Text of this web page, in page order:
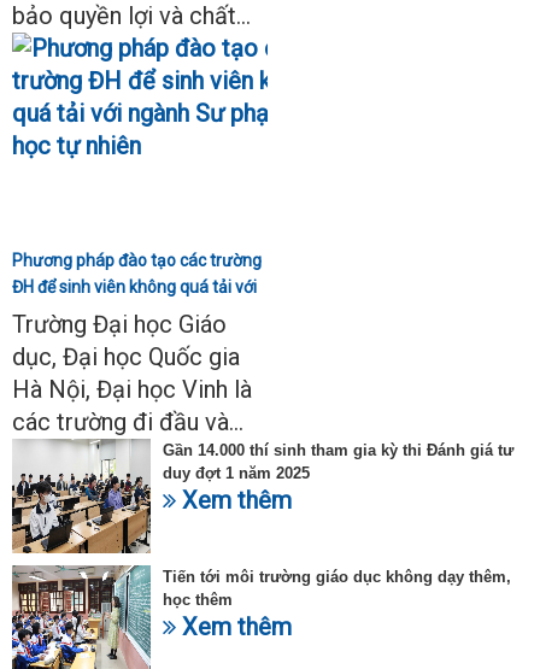
bảo quyền lợi và chất...
Phương pháp đào tạo các trường
ĐH để sinh viên không quá tải với
ngành Sư phạm Khoa học tự
nhiên
Trường Đại học Giáo
dục, Đại học Quốc gia
Hà Nội, Đại học Vinh là
các trường đi đầu và...
Gần 14.000 thí sinh tham gia kỳ thi Đánh giá tư
duy đợt 1 năm 2025
Xem thêm
Tiến tới môi trường giáo dục không dạy thêm,
học thêm
Xem thêm